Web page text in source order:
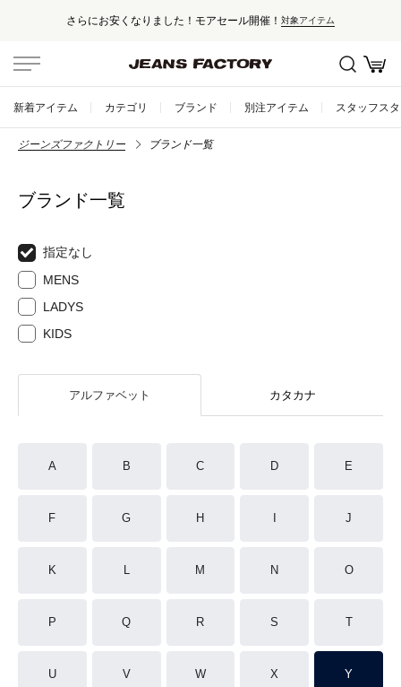
さらにお安くなりました！モアセール開催！ 対象アイテム
新着アイテム カテゴリ ブランド 別注アイテム スタッフス
ジーンズファクトリー ブランド一覧
ブランド一覧
指定なし
MENS
LADYS
KIDS
アルファベット カタカナ
A B C D E
F G H J
K L M N O
P Q R S T
U V W X Y